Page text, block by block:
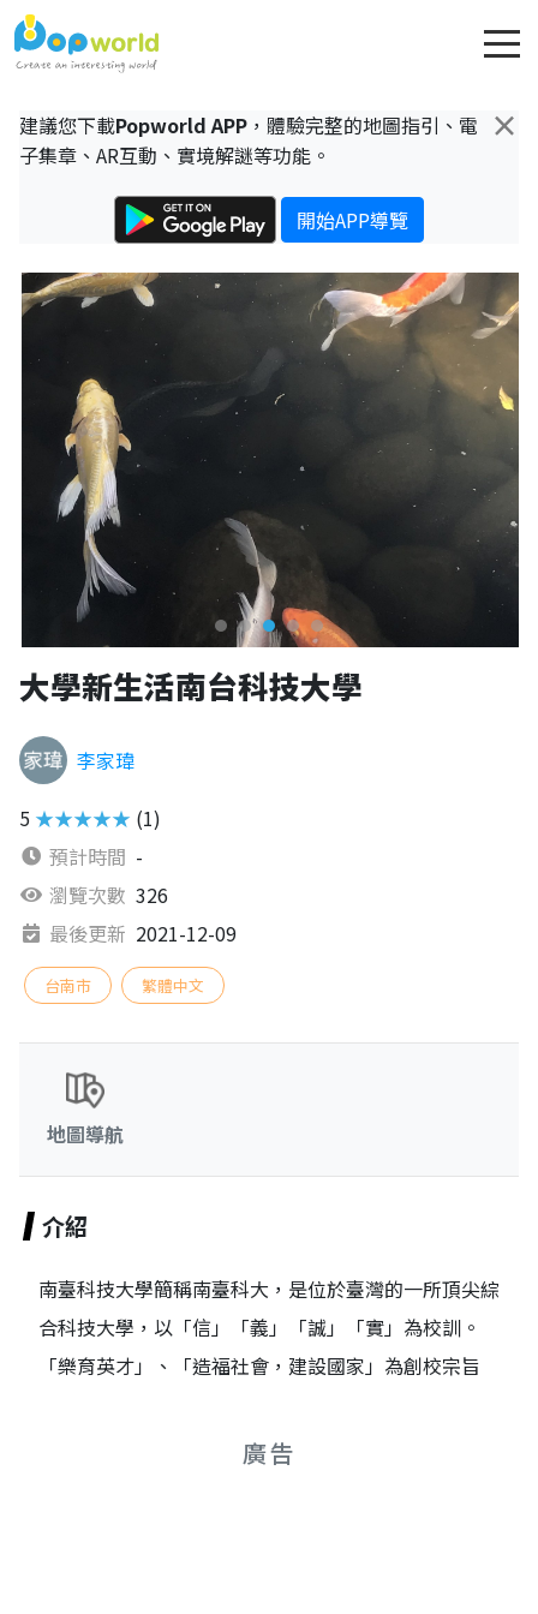
×
建議您下載Popworld APP ，體驗完整的地圖指引、電
子集章、AR互動、實境解謎等功能。
開始APP導覽
大學新生活南台科技大學
李家瑋
5 ★★★★★ (1)
預計時間 -
瀏覽次數 326
最後更新 2021-12-09
台南市 繁體中文
地圖導航
介紹
南臺科技大學簡稱南臺科大，是位於臺灣的一所頂尖綜
合科技大學，以「信」「義」「誠」「實」為校訓。
「樂育英才」、「造福社會，建設國家」為創校宗旨
廣告